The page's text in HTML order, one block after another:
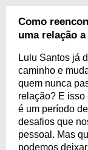
Como
uma relação
Lulu Santos já
caminho e
quem nunca
relação? E
é um período
desafios que
pessoal. Mas
podemos